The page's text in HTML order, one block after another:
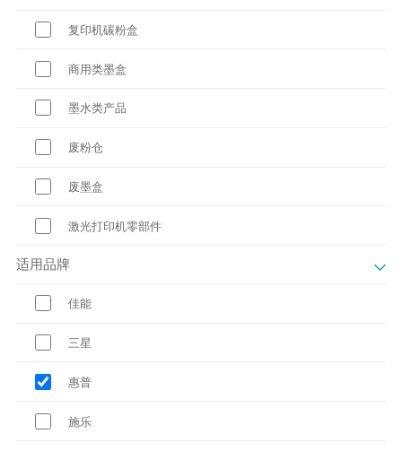
复印机碳粉盒
商用类墨盒
墨水类产品
废粉仓
废墨盒
激光打印机零部件
适用品牌
佳能
三星
惠普
施乐